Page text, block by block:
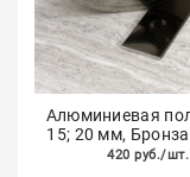
Алюминиевая
15; 20 мм, Бронза
420 руб./шт.